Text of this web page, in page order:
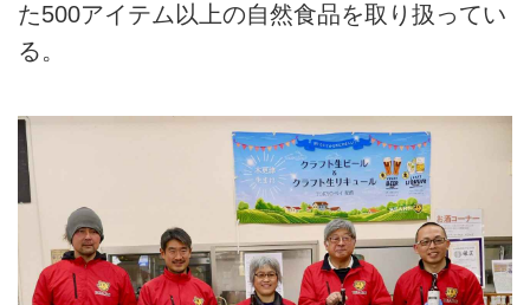
た500アイテム以上の自然食品を取り扱ってい
る。